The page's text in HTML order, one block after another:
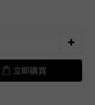
立即購買